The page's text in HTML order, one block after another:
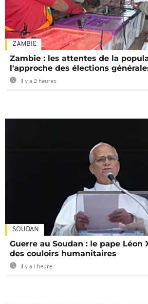
ZAMBIE
Zambie : les attentes de la
l'approche des élections
Il y a 2 heures
SOUDAN
Guerre au Soudan : le pape Léon
des couloirs humanitaires
Il y a 1 heure